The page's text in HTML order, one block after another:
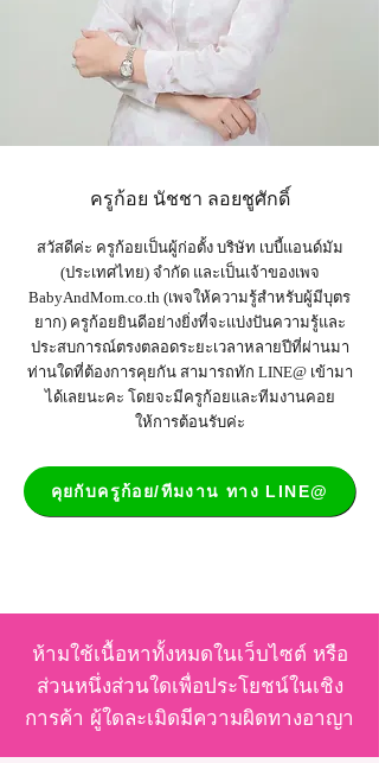
ครูก้อย นัชชา ลอยชูศักดิ์
สวัสดีค่ะ ครูก้อยเป็นผู้ก่อตั้ง บริษัท เบบี้แอนด์มัม
(ประเทศไทย) จำกัด และเป็นเจ้าของเพจ
BabyAndMom.co.th (เพจให้ความรู้สำหรับผู้มีบุตร
ยาก) ครูก้อยยินดีอย่างยิ่งที่จะแบ่งปันความรู้และ
ประสบการณ์ตรงตลอดระยะเวลาหลายปีที่ผ่านมา
ท่านใดที่ต้องการคุยกัน สามารถทัก LINE@ เข้ามา
ได้เลยนะคะ โดยจะมีครูก้อยและทีมงานคอย
ให้การต้อนรับค่ะ
คุยกับครูก้อย/ทีมงาน ทาง LINE@
ห้ามใช้เนื้อหาทั้งหมดในเว็บไซต์ หรือ
ส่วนหนึ่งส่วนใดเพื่อประโยชน์ในเชิง
การค้า ผู้ใดละเมิดมีความผิดทางอาญา